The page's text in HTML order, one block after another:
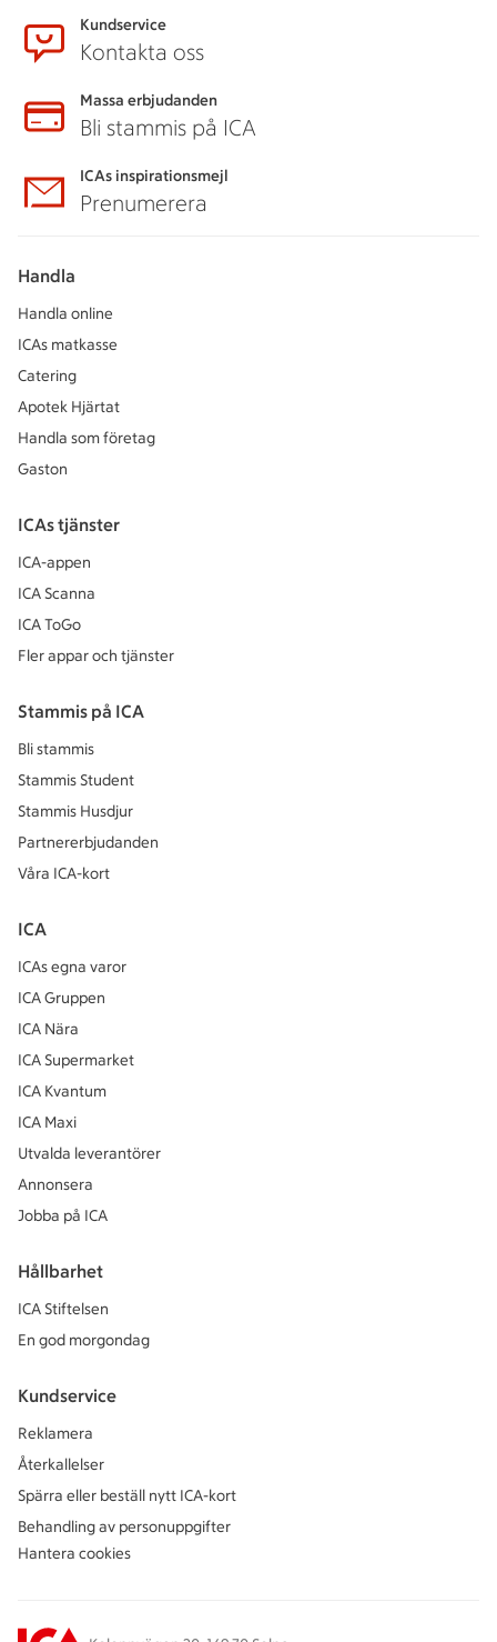
Kundservice
Kontakta oss
Massa erbjudanden
Bli stammis på ICA
ICAs inspirationsmejl
Prenumerera
Handla
Handla online
ICAs matkasse
Catering
Apotek Hjärtat
Handla som företag
Gaston
ICAs tjänster
ICA-appen
ICA Scanna
ICA ToGo
Fler appar och tjänster
Stammis på ICA
Bli stammis
Stammis Student
Stammis Husdjur
Partnererbjudanden
Våra ICA-kort
ICA
ICAs egna varor
ICA Gruppen
ICA Nära
ICA Supermarket
ICA Kvantum
ICA Maxi
Utvalda leverantörer
Annonsera
Jobba på ICA
Hållbarhet
ICA Stiftelsen
En god morgondag
Kundservice
Reklamera
Återkallelser
Spärra eller beställ nytt ICA-kort
Behandling av personuppgifter
Hantera cookies